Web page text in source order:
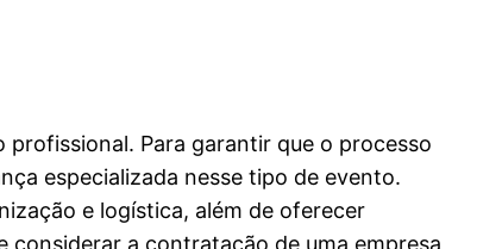
Para garantir que o processo
especializada nesse tipo de evento.
e logística, além de oferecer
a contratação de uma empresa